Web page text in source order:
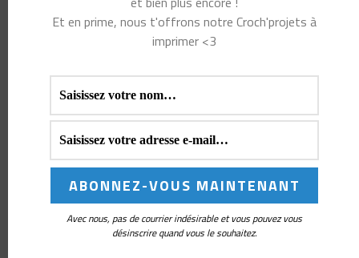
Et en prime, nous t'offrons notre Croch'projets à
imprimer <3
Avec nous, pas de courrier indésirable et vous pouvez vous
désinscrire quand vous le souhaitez.